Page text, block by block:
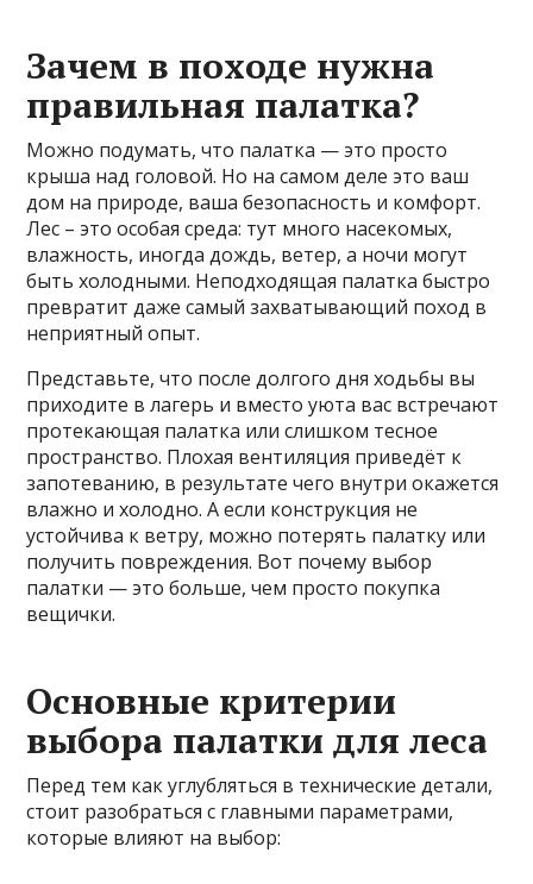
Зачем в походе нужна
правильная палатка?
Можно подумать, что палатка — это просто
крыша над головой. Но на самом деле это ваш
дом на природе, ваша безопасность и комфорт.
Лес – это особая среда: тут много насекомых,
влажность, иногда дождь, ветер, а ночи могут
быть холодными. Неподходящая палатка быстро
превратит даже самый захватывающий поход в
неприятный опыт.
Представьте, что после долгого дня ходьбы вы
приходите в лагерь и вместо уюта вас встречают
протекающая палатка или слишком тесное
пространство. Плохая вентиляция приведёт к
запотеванию, в результате чего внутри окажется
влажно и холодно. А если конструкция не
устойчива к ветру, можно потерять палатку или
получить повреждения. Вот почему выбор
палатки — это больше, чем просто покупка
вещички.
Основные критерии
выбора палатки для леса
Перед тем как углубляться в технические детали,
стоит разобраться с главными параметрами,
которые влияют на выбор: